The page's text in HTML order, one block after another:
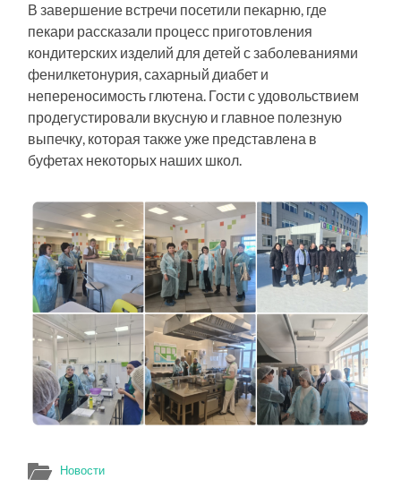
В завершение встречи посетили пекарню, где
пекари рассказали процесс приготовления
кондитерских изделий для детей с заболеваниями
фенилкетонурия, сахарный диабет и
непереносимость глютена. Гости с удовольствием
продегустировали вкусную и главное полезную
выпечку, которая также уже представлена в
буфетах некоторых наших школ.
Новости